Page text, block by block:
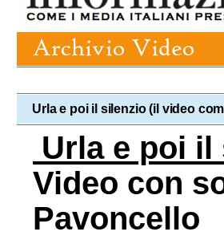
Urla e poi il silenzio (il video
Urla e poi il
Video con
Pavoncello